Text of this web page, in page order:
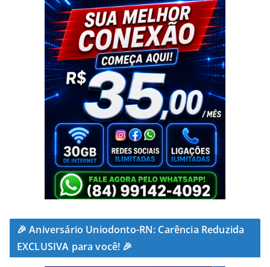
🎉 Aniversário Uniodonto-RN: Carência Reduzida
EXCLUSIVA para você! 🎉